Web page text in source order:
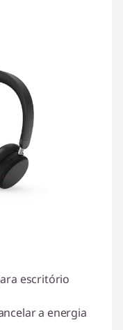
escritório
a energia